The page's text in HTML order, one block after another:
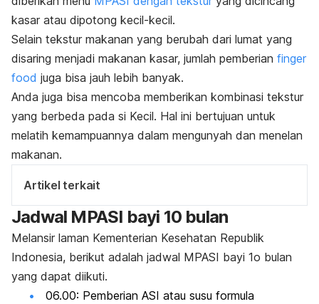
kasar atau dipotong kecil-kecil.
Selain tekstur makanan yang berubah dari lumat yang
disaring menjadi makanan kasar, jumlah pemberian finger
food juga bisa jauh lebih banyak.
Anda juga bisa mencoba memberikan kombinasi tekstur
yang berbeda pada si Kecil. Hal ini bertujuan untuk
melatih kemampuannya dalam mengunyah dan menelan
makanan.
Artikel terkait
Jadwal MPASI bayi 10 bulan
Melansir laman Kementerian Kesehatan Republik
Indonesia, berikut adalah jadwal MPASI bayi 1o bulan
yang dapat diikuti.
06.00: Pemberian ASI atau susu formula